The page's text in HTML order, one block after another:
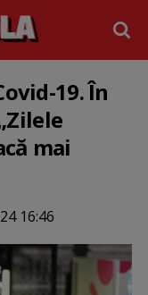
19. În
mai
16:46